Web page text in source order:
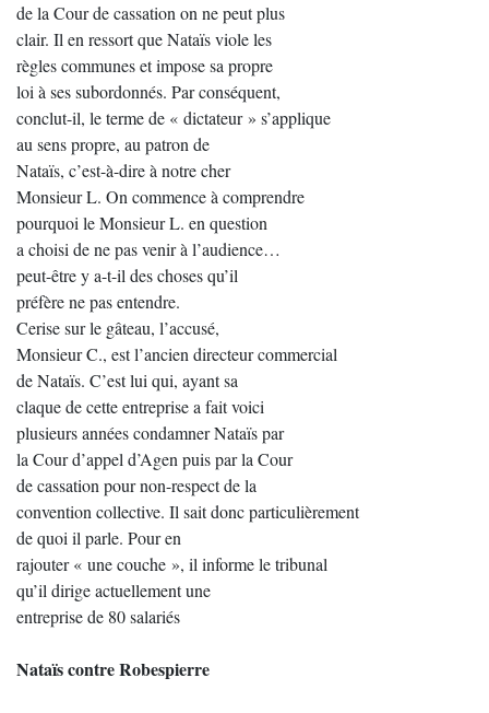
de la Cour de cassation on ne peut plus
clair. Il en ressort que Nataïs viole les
règles communes et impose sa propre
loi à ses subordonnés. Par conséquent,
conclut-il, le terme de « dictateur » s’applique
au sens propre, au patron de
Nataïs, c’est-à-dire à notre cher
Monsieur L. On commence à comprendre
pourquoi le Monsieur L. en question
a choisi de ne pas venir à l’audience…
peut-être y a-t-il des choses qu’il
préfère ne pas entendre.
Cerise sur le gâteau, l’accusé,
Monsieur C., est l’ancien directeur commercial
de Nataïs. C’est lui qui, ayant sa
claque de cette entreprise a fait voici
plusieurs années condamner Nataïs par
la Cour d’appel d’Agen puis par la Cour
de cassation pour non-respect de la
convention collective. Il sait donc particulièrement
de quoi il parle. Pour en
rajouter « une couche », il informe le tribunal
qu’il dirige actuellement une
entreprise de 80 salariés
Nataïs contre Robespierre